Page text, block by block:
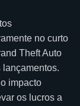
no curto
Theft Auto
impacto
os lucros a